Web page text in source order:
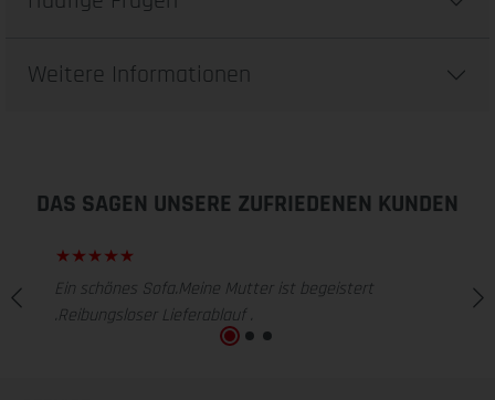
Weitere Informationen
DAS SAGEN UNSERE ZUFRIEDENEN KUNDEN
Ein schönes Sofa.Meine Mutter ist begeistert
.Reibungsloser Lieferablauf .